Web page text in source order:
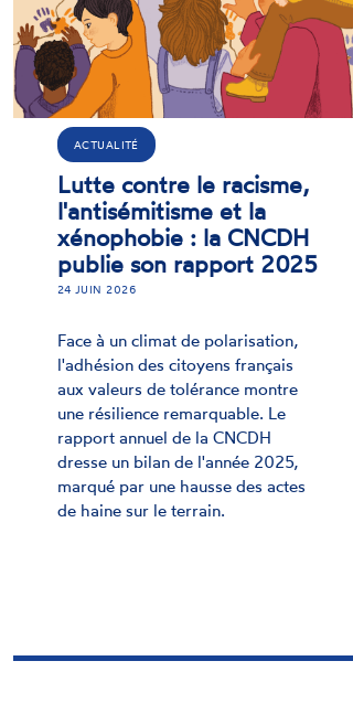
ACTUALITÉ
Evaluation du Plan de
lutte contre le racisme
et l’antisémitisme 2023-
2026 : un bilan très
décevant
26 MARS 2026
Dans une évaluation publiée le 26
mars 2026, la CNCDH dresse un
bilan sévère de la mise en œuvre
du « Plan national de lutte contre le
racisme, l’antisémitisme et les
discriminations liées à l’origine »
(PRADO).